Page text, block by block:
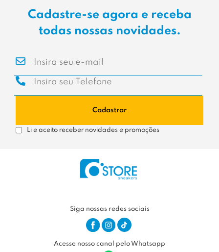
Cadastre-se agora e receba
todas nossas novidades.
Cadastrar
Li e aceito receber novidades e promoções
Siga nossas redes sociais
Acesse nosso canal pelo Whatsapp